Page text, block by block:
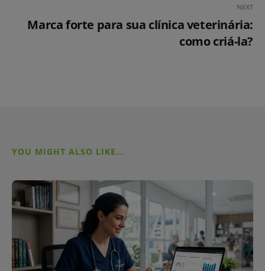
NEXT
Marca forte para sua clínica veterinária:
como criá-la?
YOU MIGHT ALSO LIKE...